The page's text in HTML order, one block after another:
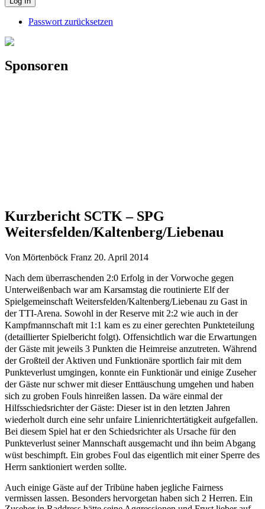
Passwort zurücksetzen
Sponsoren
Kurzbericht SCTK – SPG
Weitersfelden/Kaltenberg/Liebenau
Von Mörtenböck Franz 20. April 2014
Nach dem überraschenden 2:0 Erfolg in der Vorwoche gegen
Unterweißenbach war am Karsamstag die routinierte Elf der
Spielgemeinschaft Weitersfelden/Kaltenberg/Liebenau zu Gast in
der TTI-Arena. Sowohl in der Reserve mit 2:2 wie auch in der
Kampfmannschaft mit 1:1 kam es zu einer gerechten Punkteteilung
(detaillierter Spielbericht folgt). Offensichtlich war die Erwartungen
der Gäste mit jeweils 3 Punkten die Heimreise anzutreten. Während
der Großteil der Aktiven und Funktionäre sportlich fair mit dem
Punkteverlust umgingen, konnte ein Funktionär und einige Zuseher
der Gäste nur schwer mit dieser Enttäuschung umgehen und haben
sich zu groben Fouls hinreißen lassen. Da wäre einmal der
Hilfsschiedsrichter der Gäste: Dieser ist in den letzten Jahren
wiederholt durch eine sehr unfaire Linienrichtertätigkeit aufgefallen.
Bei diesem Spiel hat er den Schiedsrichter als Ursache für den
Punkteverlust seiner Mannschaft ausgemacht und ihn beim Abgang
wüst beschimpft. Ein grobes Foul das eigentlich mit einer Sperre des
Herrn sanktioniert werden sollte.
Auch einige Gäste auf der Tribüne haben jegliche Fairness
vermissen lassen. Besonders hervorgetan haben sich 2 Herren. Ein